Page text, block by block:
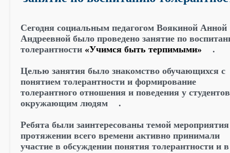
Сегодня социальным педагогом Воякиной Анной
Андреевной было проведено занятие по
толерантности «Учимся быть терпимыми» .
Целью занятия было знакомство обучающихся с
понятием толерантности и формирование
толерантного отношения и поведения у
окружающим людям
.
Ребята были заинтересованы темой
протяжении всего времени активно принимали
участие в обсуждении понятия толерантности и в